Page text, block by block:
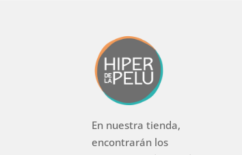
En nuestra tienda,
encontrarán los